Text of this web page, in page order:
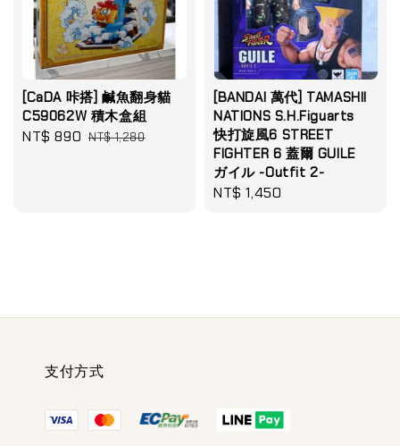
[CaDA 咔搭] 鹹魚翻身貓
C59062W 積木盒組
Sale
NT$ 890 Regular
NT$ 1,280
[BANDAI 萬代] TAMASHII
NATIONS S.H.Figuarts
快打旋風6 STREET
FIGHTER 6 蓋爾 GUILE
ガイル -Outfit 2-
Regular
NT$ 1,450
支付方式